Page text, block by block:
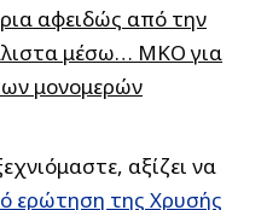
αφειδώς από την
μέσω… ΜΚΟ για
μονομερών
αξίζει να
ερώτηση της Χρυσής